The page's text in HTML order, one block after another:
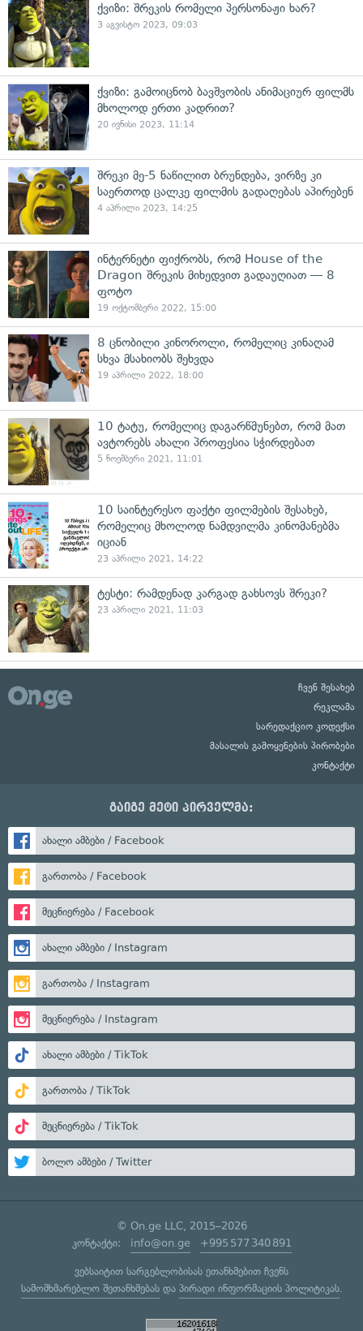
ქვიზი: შრეკის რომელი პერსონაჟი ხარ?
3 აგვისტო 2023, 09:03
ქვიზი: გამოიცნობ ბავშვობის ანიმაციურ ფილმს
მხოლოდ ერთი კადრით?
20 ივნისი 2023, 11:14
შრეკი მე-5 ნაწილით ბრუნდება, ვირზე კი
საერთოდ ცალკე ფილმის გადაღებას აპირებენ
4 აპრილი 2023, 14:25
ინტერნეტი ფიქრობს, რომ House of the
Dragon შრეკის მიხედვით გადაუღიათ — 8
ფოტო
19 ოქტომბერი 2022, 15:00
8 ცნობილი კინოროლი, რომელიც კინაღამ
სხვა მსახიობს შეხვდა
19 აპრილი 2022, 18:00
10 ტატუ, რომელიც დაგარწმუნებთ, რომ მათ
ავტორებს ახალი პროფესია სჭირდებათ
5 ნოემბერი 2021, 11:01
10 საინტერესო ფაქტი ფილმების შესახებ,
რომელიც მხოლოდ ნამდვილმა კინომანებმა
იციან
23 აპრილი 2021, 14:22
ტესტი: რამდენად კარგად გახსოვს შრეკი?
23 აპრილი 2021, 11:03
ჩვენ შესახებ
რეკლამა
სარედაქციო კოდექსი
მასალის გამოყენების პირობები
კონტაქტი
გაიგე მეტი პირველმა:
ახალი ამბები / Facebook
გართობა / Facebook
მეცნიერება / Facebook
ახალი ამბები / Instagram
გართობა / Instagram
მეცნიერება / Instagram
ახალი ამბები / TikTok
გართობა / TikTok
მეცნიერება / TikTok
ბოლო ამბები / Twitter
© On.ge LLC, 2015–2026
კონტაქტი: info@on.ge +995 577 340 891
ვებსაიტით სარგებლობისას ეთანხმებით ჩვენს
სამომხმარებლო შეთანხმებასდა პირადი ინფორმაციის პოლიტიკას.